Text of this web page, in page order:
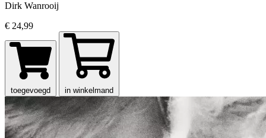
Dirk Wanrooij
€ 24,99
toegevoegd in winkelmand